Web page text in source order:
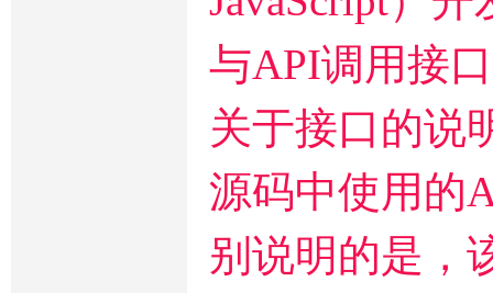
与API调用接
关于接口的说
源码中使用的
别说明的是，